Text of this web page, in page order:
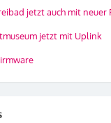
jetzt auch mit neuer
jetzt mit Uplink